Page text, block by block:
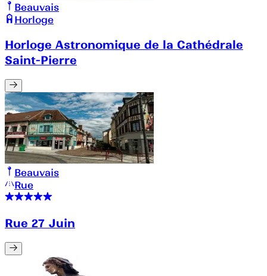
Beauvais
Horloge
Horloge Astronomique de la Cathédrale
Saint-Pierre
Beauvais
Rue
Rue 27 Juin